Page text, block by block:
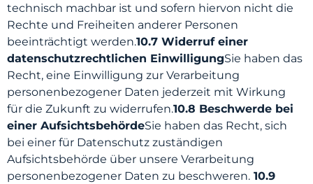
technisch machbar ist und sofern hiervon nicht die
Rechte und Freiheiten anderer Personen
beeinträchtigt werden.10.7 Widerruf einer
datenschutzrechtlichen EinwilligungSie haben das
Recht, eine Einwilligung zur Verarbeitung
personenbezogener Daten jederzeit mit Wirkung
für die Zukunft zu widerrufen.10.8 Beschwerde bei
einer AufsichtsbehördeSie haben das Recht, sich
bei einer für Datenschutz zuständigen
Aufsichtsbehörde über unsere Verarbeitung
personenbezogener Daten zu beschweren. 10.9